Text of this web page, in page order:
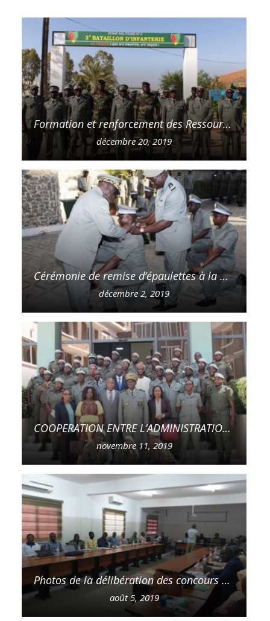
Formation et renforcement des Ressources humaines : Fin de la formation initiale du combattant pour la 39ème Promotion
décembre 20, 2019
Cérémonie de remise d’épaulettes à la Direction générale des Douanes
décembre 2, 2019
COOPERATION ENTRE L’ADMINISTRATION DES DOUANES DU SENEGAL ET CELLE DE LA GUINEE BISSAU : Fin de formation à l’Ecole des Douanes sénégalaises de 15 fonctionnaires des Douanes de la Guinée Bissau
novembre 11, 2019
Photos de la délibération des concours d’entrée à l’école des Douanes : 39ème promotion
août 5, 2019